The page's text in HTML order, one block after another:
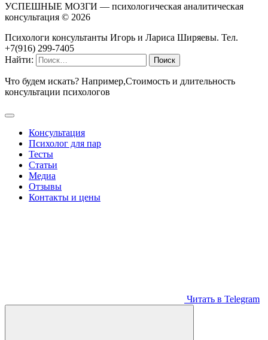
УСПЕШНЫЕ МОЗГИ — психологическая аналитическая
консультация © 2026
Психологи консультанты Игорь и Лариса Ширяевы. Тел.
+7(916) 299-7405
Найти:
Что будем искать? Например,Стоимость и длительность
консультации психологов
Консультация
Психолог для пар
Тесты
Статьи
Медиа
Отзывы
Контакты и цены
Читать в Telegram